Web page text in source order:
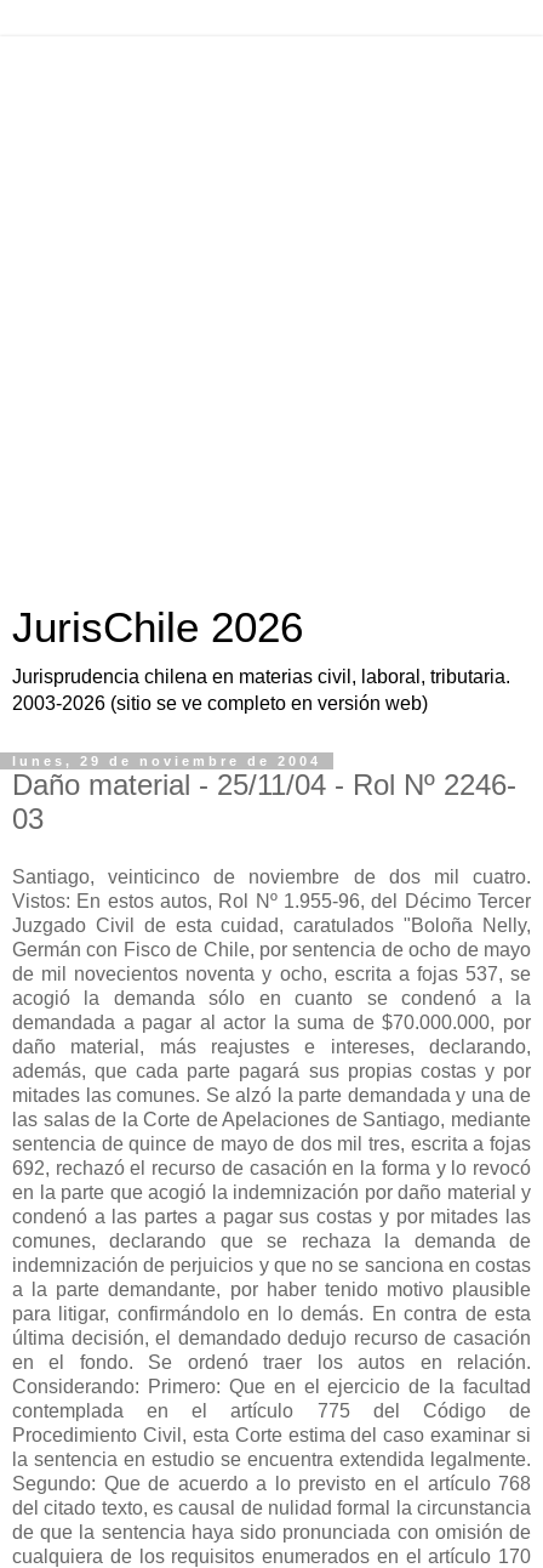
JurisChile 2026
Jurisprudencia chilena en materias civil, laboral, tributaria.
2003-2026 (sitio se ve completo en versión web)
lunes, 29 de noviembre de 2004
Daño material - 25/11/04 - Rol Nº 2246-
03
Santiago, veinticinco de noviembre de dos mil cuatro.
Vistos: En estos autos, Rol Nº 1.955-96, del Décimo Tercer
Juzgado Civil de esta cuidad, caratulados "Boloña Nelly,
Germán con Fisco de Chile, por sentencia de ocho de mayo
de mil novecientos noventa y ocho, escrita a fojas 537, se
acogió la demanda sólo en cuanto se condenó a la
demandada a pagar al actor la suma de $70.000.000, por
daño material, más reajustes e intereses, declarando,
además, que cada parte pagará sus propias costas y por
mitades las comunes. Se alzó la parte demandada y una de
las salas de la Corte de Apelaciones de Santiago, mediante
sentencia de quince de mayo de dos mil tres, escrita a fojas
692, rechazó el recurso de casación en la forma y lo revocó
en la parte que acogió la indemnización por daño material y
condenó a las partes a pagar sus costas y por mitades las
comunes, declarando que se rechaza la demanda de
indemnización de perjuicios y que no se sanciona en costas
a la parte demandante, por haber tenido motivo plausible
para litigar, confirmándolo en lo demás. En contra de esta
última decisión, el demandado dedujo recurso de casación
en el fondo. Se ordenó traer los autos en relación.
Considerando: Primero: Que en el ejercicio de la facultad
contemplada en el artículo 775 del Código de
Procedimiento Civil, esta Corte estima del caso examinar si
la sentencia en estudio se encuentra extendida legalmente.
Segundo: Que de acuerdo a lo previsto en el artículo 768
del citado texto, es causal de nulidad formal la circunstancia
de que la sentencia haya sido pronunciada con omisión de
cualquiera de los requisitos enumerados en el artículo 170